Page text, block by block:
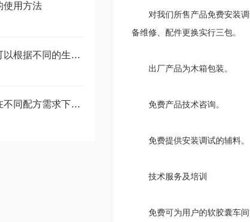
使用方法
滚模式压丸机可以根据不同的生产需求进行定制化设计
台式软胶囊机在不同配方需求下的适应性表现
对我们所售产品免费安装调
备维修、配件更换实行三包。
出厂产品为木箱包装。
免费产品技术咨询。
免费提供安装调试的辅料。
技术服务及培训
免费可为用户的软胶囊车间